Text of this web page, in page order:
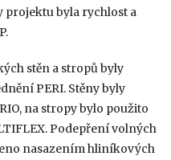
projektu byla rychlost a
stěn a stropů byly
PERI. Stěny byly
na stropy bylo použito
Podepření volných
nasazením hliníkových